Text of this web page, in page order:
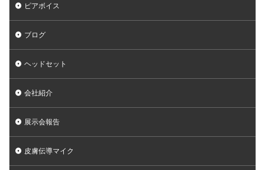
ピアボイス
ブログ
ヘッドセット
会社紹介
展示会報告
皮膚伝導マイク